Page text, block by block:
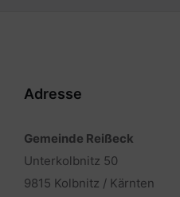
Adresse
Gemeinde Reißeck
Unterkolbnitz 50
9815 Kolbnitz / Kärnten